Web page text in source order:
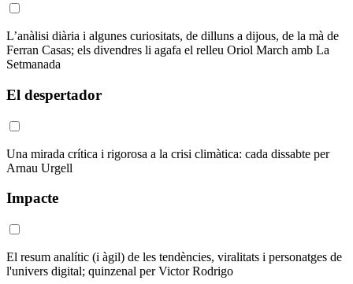
L’anàlisi diària i algunes curiositats, de dilluns a dijous, de la mà de
Ferran Casas; els divendres li agafa el relleu Oriol March amb La
Setmanada
El despertador
Una mirada crítica i rigorosa a la crisi climàtica: cada dissabte per
Arnau Urgell
Impacte
El resum analític (i àgil) de les tendències, viralitats i personatges de
l'univers digital; quinzenal per Victor Rodrigo